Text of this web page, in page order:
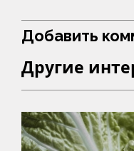
Добавить
Другие